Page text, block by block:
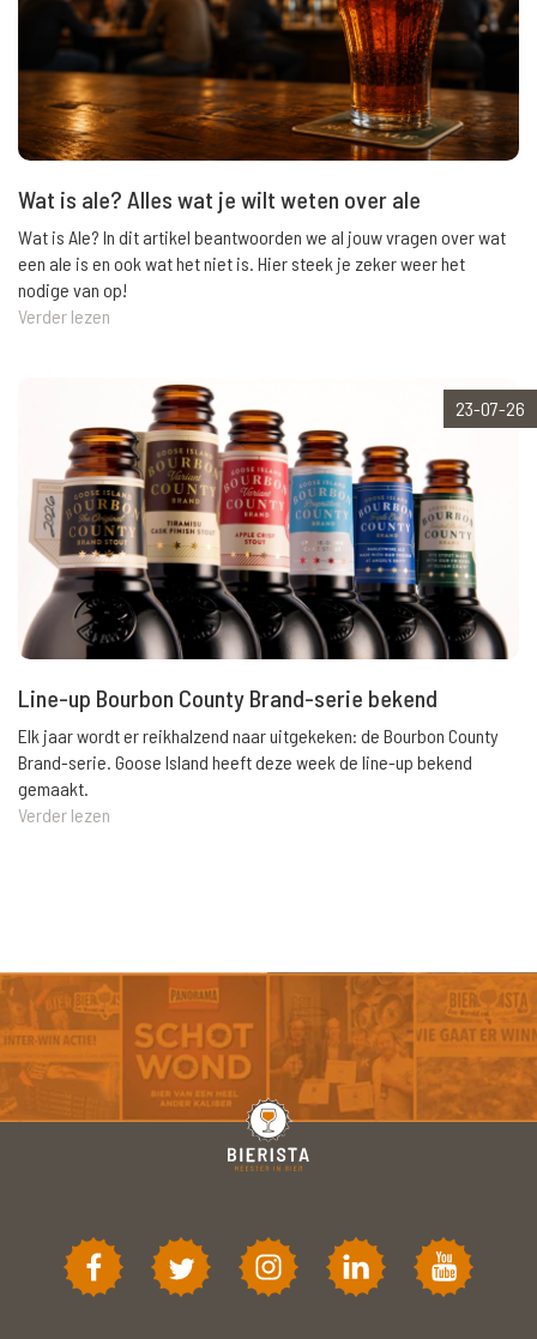
Wat is ale? Alles wat je wilt weten over ale
Wat is Ale? In dit artikel beantwoorden we al jouw vragen over wat
een ale is en ook wat het niet is. Hier steek je zeker weer het
nodige van op!
Verder lezen
23-07-26
Line-up Bourbon County Brand-serie bekend
Elk jaar wordt er reikhalzend naar uitgekeken: de Bourbon County
Brand-serie. Goose Island heeft deze week de line-up bekend
gemaakt.
Verder lezen